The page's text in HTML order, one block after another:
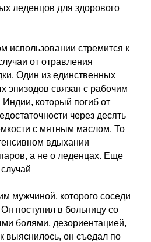
леденцов для здорового
использовании стремится к
от отравления
Один из единственных
эпизодов связан с рабочим
который погиб от
через десять
с мятным маслом. То
вдыхании
а не о леденцах. Еще
мужчиной, которого соседи
поступил в больницу со
болями, дезориентацией,
выяснилось, он съедал по